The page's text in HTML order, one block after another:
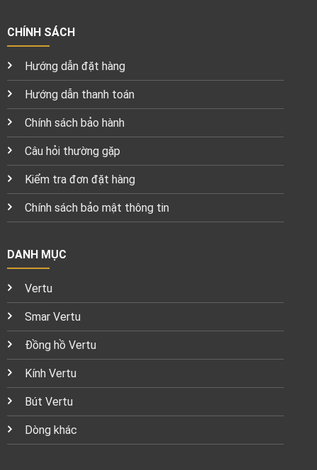
CHÍNH SÁCH
Hướng dẫn đặt hàng
Hướng dẫn thanh toán
Chính sách bảo hành
Câu hỏi thường gặp
Kiểm tra đơn đặt hàng
Chính sách bảo mật thông tin
DANH MỤC
Vertu
Smar Vertu
Đồng hồ Vertu
Kính Vertu
Bút Vertu
Dòng khác